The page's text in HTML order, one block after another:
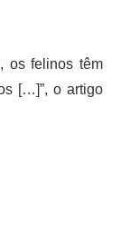
os felinos têm
[…]”, o artigo